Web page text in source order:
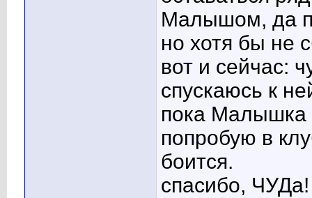
Малышом, да
но хотя бы не
вот и сейчас:
спускаюсь к
пока Малышка
попробую в
боится.
спасибо,